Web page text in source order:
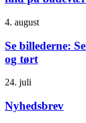
4. august
Se billederne:
og tørt
24. juli
Nyhedsbrev